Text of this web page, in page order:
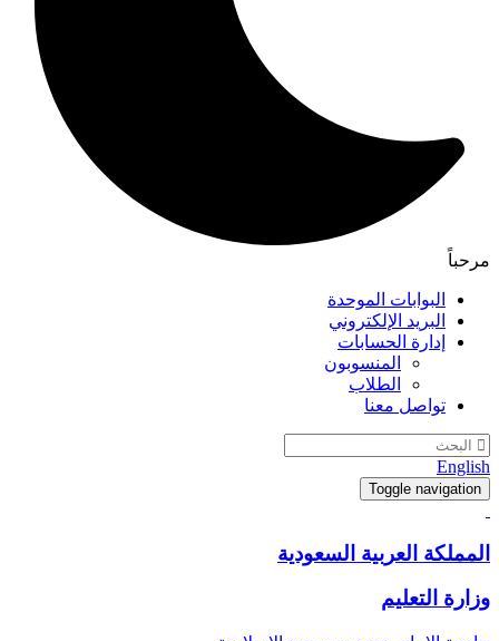
البوابات الموحدة
البريد الإلكتروني
إدارة الحسابات
المنسوبون
الطلاب
تواصل معنا
Toggle
العربية السعودية
التعليم